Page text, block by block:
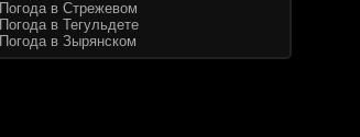
Погода в Стрежевом
Погода в Тегульдете
Погода в Зырянском